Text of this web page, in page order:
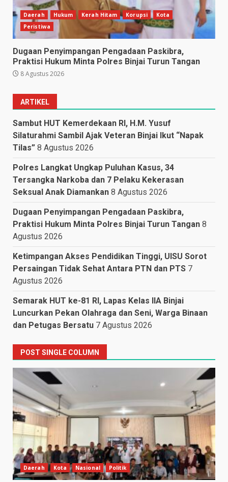
Daerah Hukum Kerah Hitam Korupsi
Kota
Peristiwa
Dugaan Penyimpangan Pengadaan Paskibra,
Praktisi Hukum Minta Polres Binjai Turun Tangan
8 Agustus 2026
ARTIKEL
Sambut HUT Kemerdekaan RI, H.M. Yusuf
Silaturahmi Sambil Ajak Veteran Binjai Ikut “Napak
Tilas” 8 Agustus 2026
Polres Langkat Ungkap Puluhan Kasus, 34
Tersangka Narkoba dan 7 Pelaku Kekerasan
Seksual Anak Diamankan 8 Agustus 2026
Dugaan Penyimpangan Pengadaan Paskibra,
Praktisi Hukum Minta Polres Binjai Turun Tangan 8
Agustus 2026
Ketimpangan Akses Pendidikan Tinggi, UISU Sorot
Persaingan Tidak Sehat Antara PTN dan PTS 7
Agustus 2026
Semarak HUT ke-81 RI, Lapas Kelas IIA Binjai
Luncurkan Pekan Olahraga dan Seni, Warga Binaan
dan Petugas Bersatu 7 Agustus 2026
POST SINGLE COLUMN
Daerah Kota Nasional Politik